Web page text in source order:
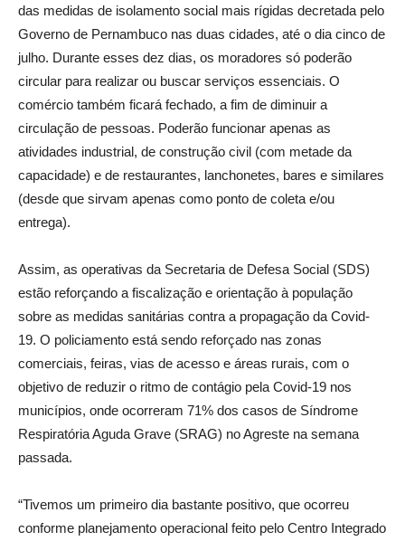
das medidas de isolamento social mais rígidas decretada pelo
Governo de Pernambuco nas duas cidades, até o dia cinco de
julho. Durante esses dez dias, os moradores só poderão
circular para realizar ou buscar serviços essenciais. O
comércio também ficará fechado, a fim de diminuir a
circulação de pessoas. Poderão funcionar apenas as
atividades industrial, de construção civil (com metade da
capacidade) e de restaurantes, lanchonetes, bares e similares
(desde que sirvam apenas como ponto de coleta e/ou
entrega).
Assim, as operativas da Secretaria de Defesa Social (SDS)
estão reforçando a fiscalização e orientação à população
sobre as medidas sanitárias contra a propagação da Covid-
19. O policiamento está sendo reforçado nas zonas
comerciais, feiras, vias de acesso e áreas rurais, com o
objetivo de reduzir o ritmo de contágio pela Covid-19 nos
municípios, onde ocorreram 71% dos casos de Síndrome
Respiratória Aguda Grave (SRAG) no Agreste na semana
passada.
“Tivemos um primeiro dia bastante positivo, que ocorreu
conforme planejamento operacional feito pelo Centro Integrado